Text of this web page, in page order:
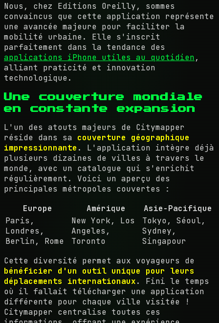
Nous, chez Editions Oreilly, sommes
convaincus que cette application représente
une avancée majeure pour faciliter la
mobilité urbaine. Elle s'inscrit
parfaitement dans la tendance des
applications iPhone utiles au quotidien,
alliant praticité et innovation
technologique.
Une couverture mondiale
en constante expansion
L'un des atouts majeurs de Citymapper
réside dans sa couverture géographique
impressionnante . L'application intègre déjà
plusieurs dizaines de villes à travers le
monde, avec un catalogue qui s'enrichit
régulièrement. Voici un aperçu des
principales métropoles couvertes :
Europe
Amérique
Asie-Pacifique
Paris,
Londres,
Berlin, Rome
New York, Los
Angeles,
Toronto
Tokyo, Séoul,
Sydney,
Singapour
Cette diversité permet aux voyageurs de
bénéficier d'un outil unique pour leurs
déplacements internationaux. Fini le temps
où il fallait télécharger une application
différente pour chaque ville visitée !
Citymapper centralise toutes ces